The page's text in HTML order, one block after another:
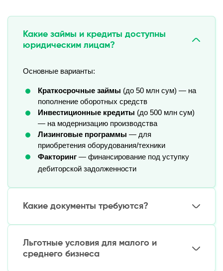
Какие займы и кредиты доступны
юридическим лицам?
Основные варианты:
Краткосрочные займы (до 50 млн сум) — на
пополнение оборотных средств
Инвестиционные кредиты (до 500 млн сум)
— на модернизацию производства
Лизинговые программы — для
приобретения оборудования/техники
Факторинг — финансирование под уступку
дебиторской задолженности
Какие документы требуются?
Стандартный пакет:
Учредительные документы (устав,
свидетельство о регистрации)
Льготные условия для малого и
среднего бизнеса